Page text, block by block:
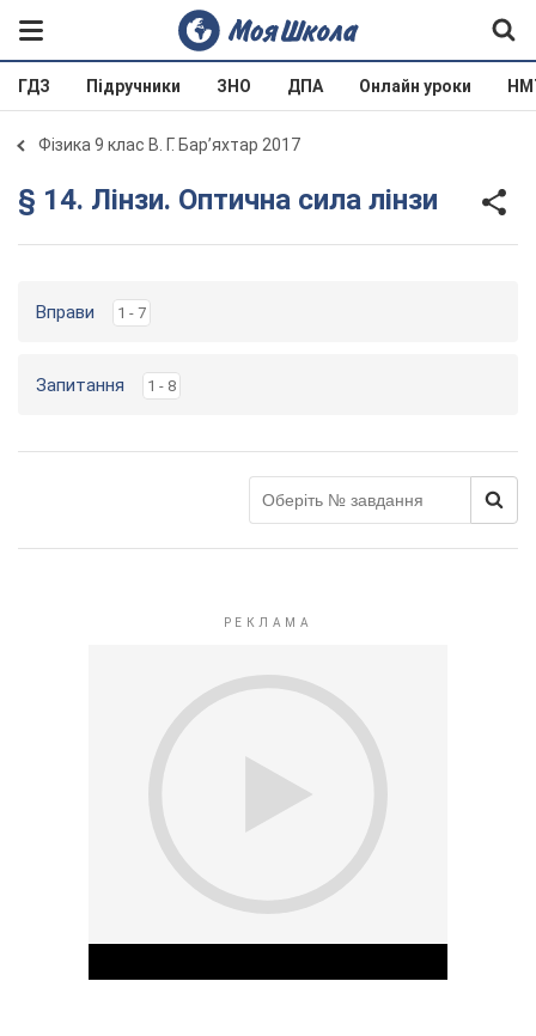
ГДЗ Підручники ЗНО ДПА Онлайн уроки
Фізика 9 клас В. Г. Бар’яхтар 2017
§ 14. Лінзи. Оптична сила лінзи
Вправи 1 - 7
Запитання 1 - 8